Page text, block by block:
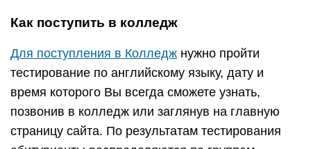
Как поступить в колледж
Для поступления в Колледж нужно пройти
тестирование по английскому языку, дату и
время которого Вы всегда сможете узнать,
позвонив в колледж или заглянув на главную
страницу сайта. По результатам тестирования